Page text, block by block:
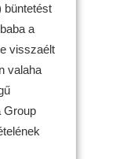
büntetést
a
visszaélt
valaha
Group